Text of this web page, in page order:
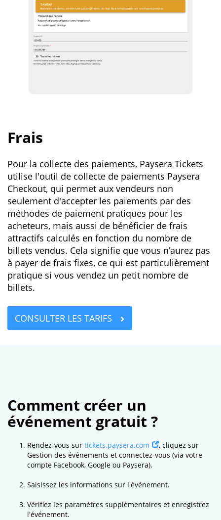
Frais
Pour la collecte des paiements, Paysera Tickets
utilise l'outil de collecte de paiements Paysera
Checkout, qui permet aux vendeurs non
seulement d'accepter les paiements par des
méthodes de paiement pratiques pour les
acheteurs, mais aussi de bénéficier de frais
attractifs calculés en fonction du nombre de
billets vendus. Cela signifie que vous n’aurez pas
à payer de frais fixes, ce qui est particulièrement
pratique si vous vendez un petit nombre de
billets.
CONSULTER LES TARIFS
Comment créer un
événement gratuit ?
Rendez-vous sur tickets.paysera.com
, cliquez sur
Gestion des événements et connectez-vous (via votre
compte Facebook, Google ou Paysera).
Saisissez les informations sur l'événement.
Vérifiez les paramètres supplémentaires et enregistrez
l'événement.